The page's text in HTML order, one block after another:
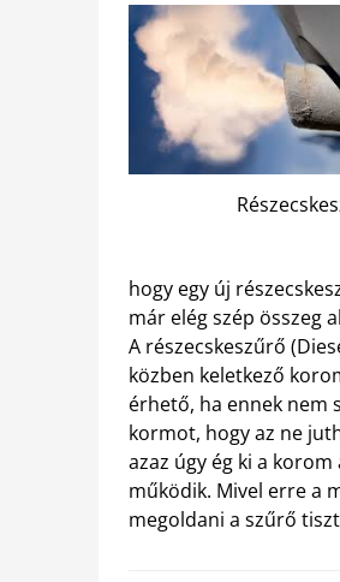
hogy egy új
már elég szép összeg
A részecskeszűrő
közben keletkező
érhető, ha ennek nem
kormot, hogy az ne
azaz úgy ég ki a
működik. Mivel erre a
megoldani a szűrő